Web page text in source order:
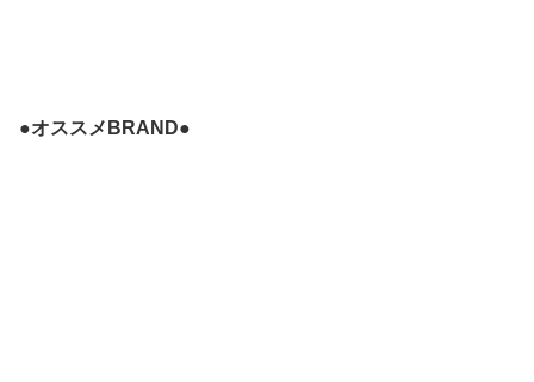
●オススメBRAND●